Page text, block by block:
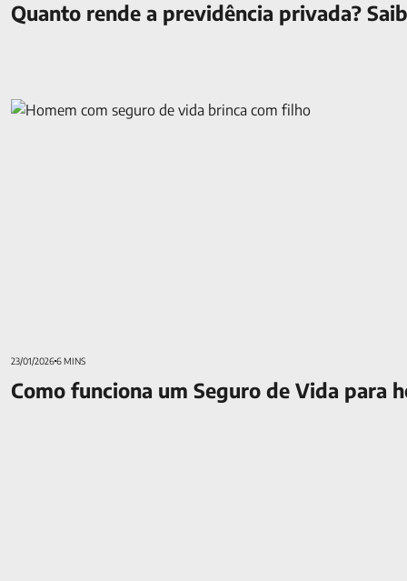
Quanto rende a previdência privada?
Como funciona um Seguro de Vida para homem e por que
23/01/20266 MINS
Como funciona um Seguro de Vida para